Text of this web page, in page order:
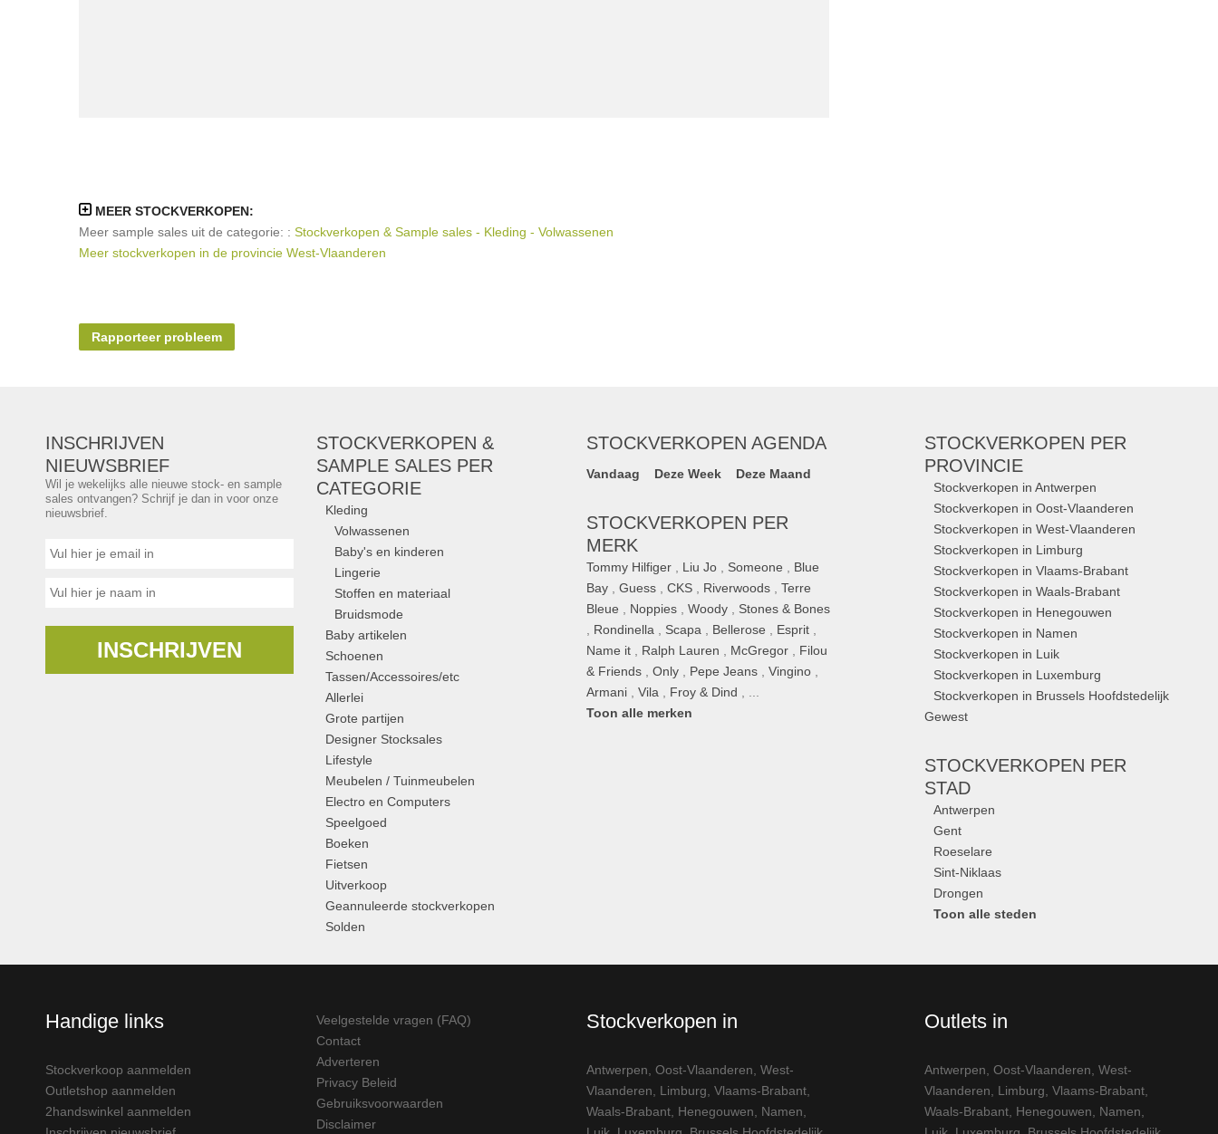
MEER STOCKVERKOPEN:
Meer sample sales uit de categorie: : Stockverkopen & Sample sales - Kleding - Volwassenen
Meer stockverkopen in de provincie West-Vlaanderen
Rapporteer probleem
INSCHRIJVEN
NIEUWSBRIEF
Wil je wekelijks alle nieuwe stock- en sample
sales ontvangen? Schrijf je dan in voor onze
nieuwsbrief.
INSCHRIJVEN
STOCKVERKOPEN &
SAMPLE SALES PER
CATEGORIE
Kleding
Volwassenen
Baby's en kinderen
Lingerie
Stoffen en materiaal
Bruidsmode
Baby artikelen
Schoenen
Tassen/Accessoires/etc
Allerlei
Grote partijen
Designer Stocksales
Lifestyle
Meubelen / Tuinmeubelen
Electro en Computers
Speelgoed
Boeken
Fietsen
Uitverkoop
Geannuleerde stockverkopen
Solden
STOCKVERKOPEN AGENDA
Vandaag Deze Week Deze Maand
STOCKVERKOPEN PER
MERK
Tommy Hilfiger Liu Jo Someone
Blue
Bay ,Guess ,CKS Riverwoods ,Terre
Bleue
Noppies ,Woody
Stones & Bones
Rondinella Scapa Bellerose Esprit
Name it
Ralph Lauren McGregor
Filou
& Friends ,Only Pepe Jeans ,Vingino
Armani ,Vila Froy & Dind
Toon alle merken
STOCKVERKOPEN PER
PROVINCIE
Stockverkopen in Antwerpen
Stockverkopen in Oost-Vlaanderen
Stockverkopen in West-Vlaanderen
Stockverkopen in Limburg
Stockverkopen in Vlaams-Brabant
Stockverkopen in Waals-Brabant
Stockverkopen in Henegouwen
Stockverkopen in Namen
Stockverkopen in Luik
Stockverkopen in Luxemburg
Stockverkopen in Brussels Hoofdstedelijk
Gewest
STOCKVERKOPEN PER
STAD
Antwerpen
Gent
Roeselare
Sint-Niklaas
Drongen
Toon alle steden
Handige links
Stockverkoop aanmelden
Outletshop aanmelden
2handswinkel aanmelden
Veelgestelde vragen (FAQ)
Contact
Adverteren
Privacy Beleid
Gebruiksvoorwaarden
Disclaimer
Stockverkopen in
Antwerpen ,Oost-Vlaanderen ,West-
Vlaanderen
Limburg ,Vlaams-Brabant
Waals-Brabant Henegouwen Namen
Outlets in
Antwerpen ,Oost-Vlaanderen ,West-
Vlaanderen
Limburg ,Vlaams-Brabant
Waals-Brabant Henegouwen Namen